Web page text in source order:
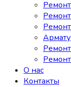
О нас
Контакты